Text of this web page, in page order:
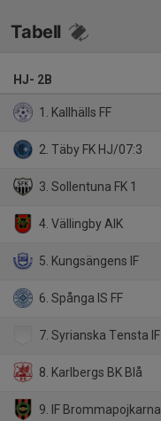
Tabell
HJ- 2B
1. Kallhälls FF
2. Täby FK HJ/07:3
3. Sollentuna FK 1
4. Vällingby AIK
5. Kungsängens IF
6. Spånga IS FF
7. Syrianska Tensta IF
8. Karlbergs BK Blå
9. IF Brommapojkarna P08-8